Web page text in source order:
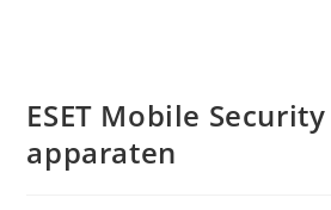
ESET Mobile
apparaten